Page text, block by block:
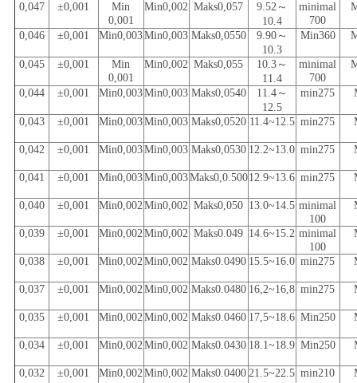
0,047 ±0,001
Min
0,001
Min0,002 Maks0,057
9.52～
10.4
minimal
700
0,046 ±0,001 Min0,003Min0,003 Maks0,0550
9.90～
10.3
Min360
0,045 ±0,001
Min
0,001
Min0,002 Maks0,055
10.3～
11.4
minimal
700
0,044 ±0,001 Min0,003Min0,003 Maks0,0540
11.4～
12.5
min275
0,043 ±0,001 Min0,003Min0,003 Maks0,0520 11.4~12.5 min275
0,042 ±0,001 Min0,003Min0,003 Maks0,0530 12.2~13.0 min275
0,041 ±0,001 Min0,003Min0,003Maks0,0.50012.9~13.6 min275
0,040 ±0,001 Min0,002Min0,002 Maks0,050 13.0~14.5 minimal
100
0,039 ±0,001 Min0,002Min0,002 Maks0.049 14.6~15.2 minimal
100
0,038 ±0,001 Min0,002Min0,002 Maks0.0490 15.5~16.0 min275
0,037 ±0,001 Min0,002Min0,002 Maks0.0480 16,2~16,8 min275
0,035 ±0,001 Min0,002Min0,002 Maks0.0460 17,5~18.6 Min250
0,034 ±0,001 Min0,002Min0,002 Maks0.0430 18.1~18.9 Min250
0,032 ±0,001 Min0,002Min0,002 Maks0.0400 21.5~22.5 min210